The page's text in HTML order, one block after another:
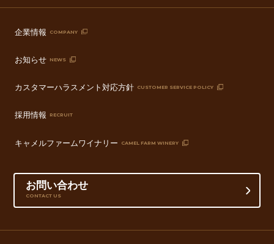
企業情報 COMPANY
お知らせ NEWS
カスタマーハラスメント対応方針 CUSTOMER SERVICE POLICY
採用情報 RECRUIT
キャメルファームワイナリー CAMEL FARM WINERY
お問い合わせ
CONTACT US